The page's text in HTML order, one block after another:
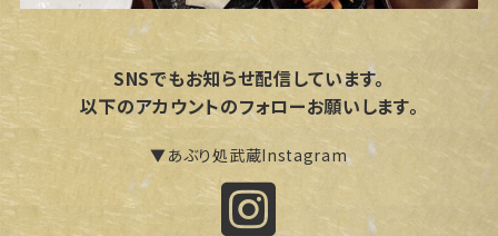
SNSでもお知らせ配信しています。
以下のアカウントのフォローお願いします。
▼あぶり処武蔵Instagram